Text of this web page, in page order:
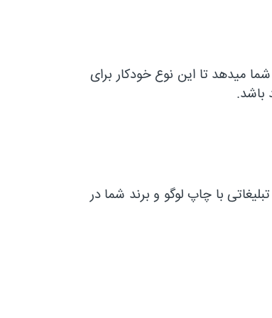
میدهد تا این نوع خودکار برای
باشد.
با چاپ لوگو و برند شما در